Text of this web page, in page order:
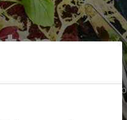
nieuwe ideeën
kan genieten.